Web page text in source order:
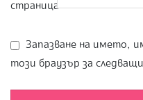
страница
Запазване на името,
този браузър за